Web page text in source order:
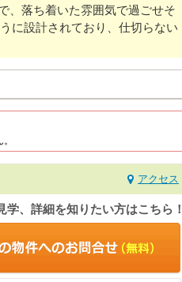
、落ち着いた雰囲気で過ごせそ
に設計されており、仕切らない
アクセス
学、詳細を知りたい方はこちら！